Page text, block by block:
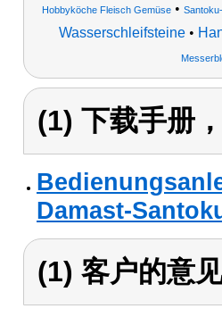
Hobbyköche Fleisch Gemüse •
Wasserschleifsteine •
(1) 下载手册
Damast-
(1) 客户的意